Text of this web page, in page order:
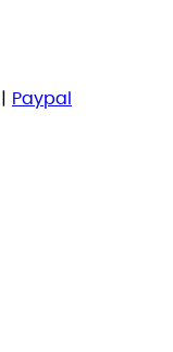
Paypal